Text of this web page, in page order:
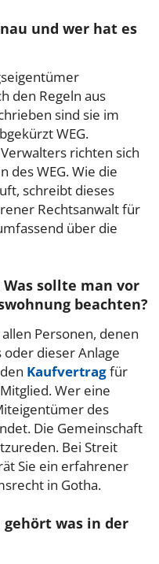
und wer hat es
den Regeln aus
sind sie im
WEG.
richten sich
des WEG. Wie die
schreibt dieses
Rechtsanwalt für
über die
sollte man vor
beachten?
Personen, denen
dieser Anlage
Kaufvertragfür
Wer eine
des
Die Gemeinschaft
Bei Streit
Sie ein erfahrener
in Gotha.
gehört was in der